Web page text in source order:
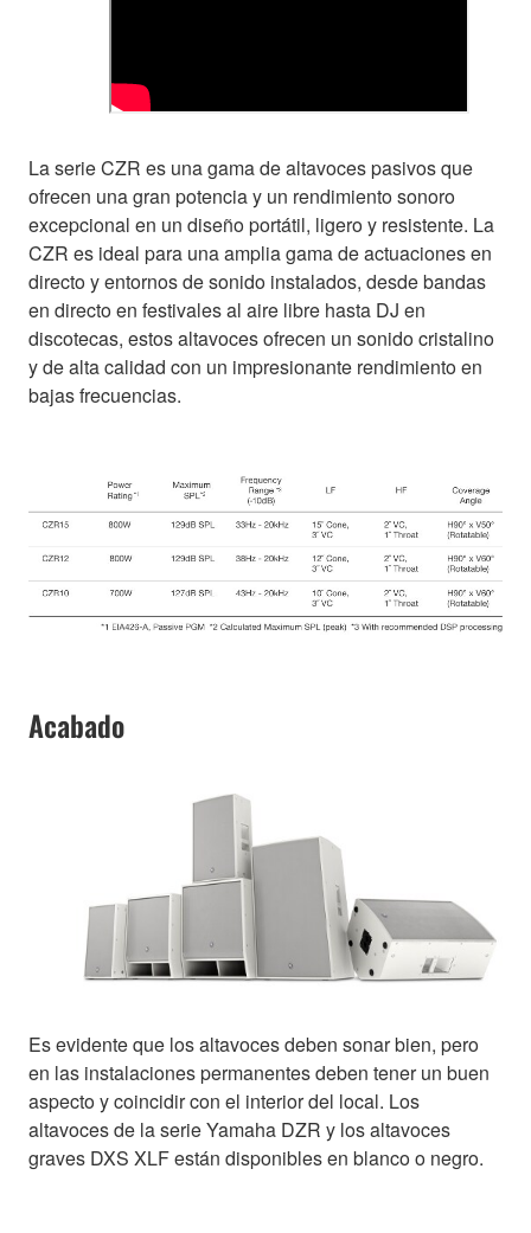
La serie CZR es una gama de altavoces pasivos que
ofrecen una gran potencia y un rendimiento sonoro
excepcional en un diseño portátil, ligero y resistente. La
CZR es ideal para una amplia gama de actuaciones en
directo y entornos de sonido instalados, desde bandas
en directo en festivales al aire libre hasta DJ en
discotecas, estos altavoces ofrecen un sonido cristalino
y de alta calidad con un impresionante rendimiento en
bajas frecuencias.
Acabado
Es evidente que los altavoces deben sonar bien, pero
en las instalaciones permanentes deben tener un buen
aspecto y coincidir con el interior del local. Los
altavoces de la serie Yamaha DZR y los altavoces
graves DXS XLF están disponibles en blanco o negro.